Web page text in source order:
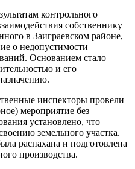
контрольного
собственнику
в Заиграевском районе,
о недопустимости
Основанием стало
и его
инспекторы провели
мероприятие без
установлено, что
земельного участка.
распахана и подготовлена
производства.